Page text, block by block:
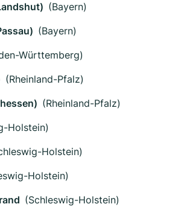
(Bayern)
(Bayern)
Württemberg)
(Rheinland-Pfalz)
(Rheinland-Pfalz)
Holstein)
Holstein)
Holstein)
(Schleswig-Holstein)